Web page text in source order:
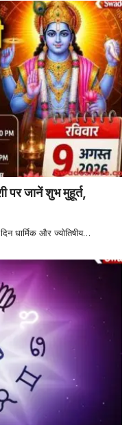
जानें शुभ मुहूर्त,
धार्मिक और ज्योतिषीय…